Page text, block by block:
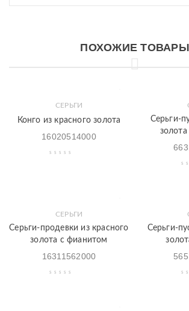
ПОХОЖИЕ ТОВАРЫ
СЕРЬГИ
Конго из красного золота
16020514000
Серьги-
СЕРЬГИ
Серьги-продевки из красного
золота с фианитом
16311562000
Серьги-